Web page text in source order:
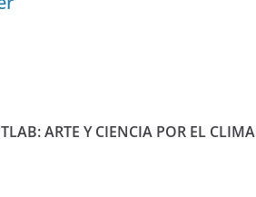
ARTE Y CIENCIA POR EL CLIMA